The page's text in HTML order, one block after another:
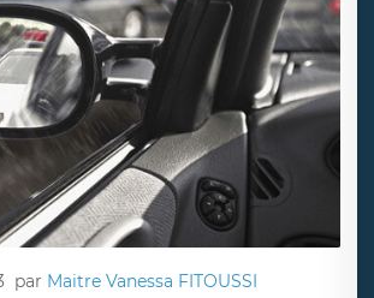
par Maitre Vanessa FITOUSSI